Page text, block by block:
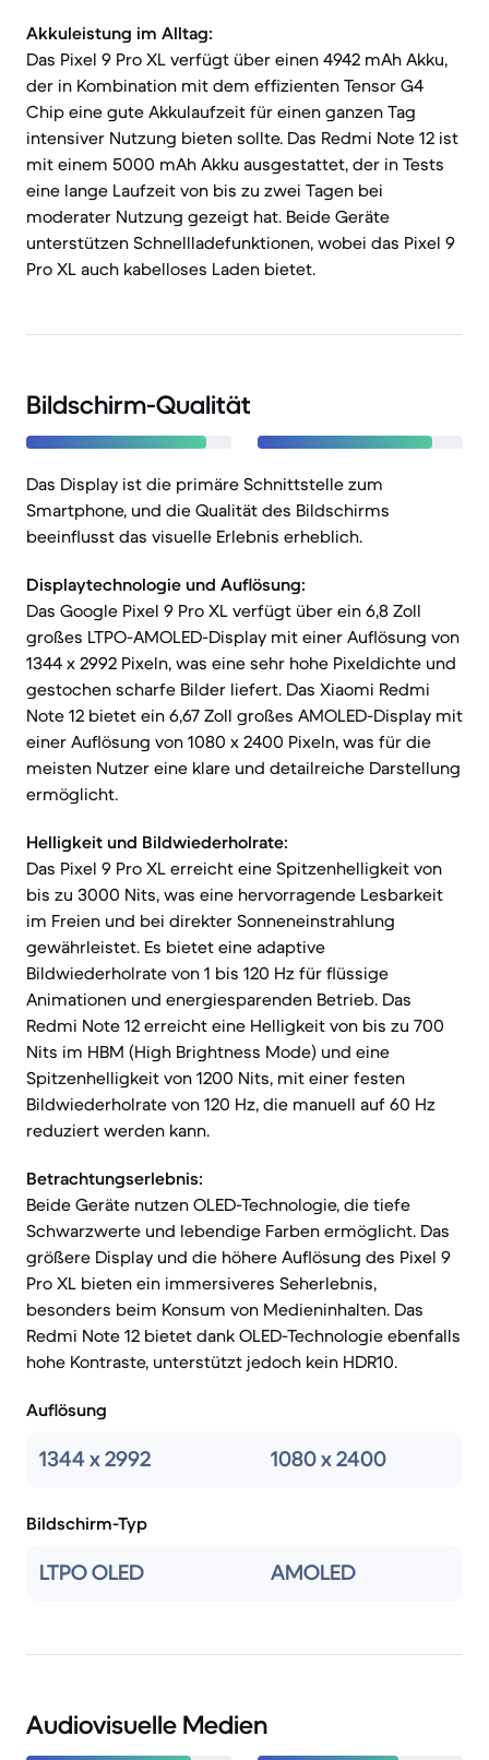
Akkuleistung im Alltag:
Das Pixel 9 Pro XL verfügt über einen 4942 mAh Akku,
der in Kombination mit dem effizienten Tensor G4
Chip eine gute Akkulaufzeit für einen ganzen Tag
intensiver Nutzung bieten sollte. Das Redmi Note 12 ist
mit einem 5000 mAh Akku ausgestattet, der in Tests
eine lange Laufzeit von bis zu zwei Tagen bei
moderater Nutzung gezeigt hat. Beide Geräte
unterstützen Schnellladefunktionen, wobei das Pixel 9
Pro XL auch kabelloses Laden bietet.
Bildschirm-Qualität
Das Display ist die primäre Schnittstelle zum
Smartphone, und die Qualität des Bildschirms
beeinflusst das visuelle Erlebnis erheblich.
Displaytechnologie und Auflösung:
Das Google Pixel 9 Pro XL verfügt über ein 6,8 Zoll
großes LTPO-AMOLED-Display mit einer Auflösung von
1344 x 2992 Pixeln, was eine sehr hohe Pixeldichte und
gestochen scharfe Bilder liefert. Das Xiaomi Redmi
Note 12 bietet ein 6,67 Zoll großes AMOLED-Display mit
einer Auflösung von 1080 x 2400 Pixeln, was für die
meisten Nutzer eine klare und detailreiche Darstellung
ermöglicht.
Helligkeit und Bildwiederholrate:
Das Pixel 9 Pro XL erreicht eine Spitzenhelligkeit von
bis zu 3000 Nits, was eine hervorragende Lesbarkeit
im Freien und bei direkter Sonneneinstrahlung
gewährleistet. Es bietet eine adaptive
Bildwiederholrate von 1 bis 120 Hz für flüssige
Animationen und energiesparenden Betrieb. Das
Redmi Note 12 erreicht eine Helligkeit von bis zu 700
Nits im HBM (High Brightness Mode) und eine
Spitzenhelligkeit von 1200 Nits, mit einer festen
Bildwiederholrate von 120 Hz, die manuell auf 60 Hz
reduziert werden kann.
Betrachtungserlebnis:
Beide Geräte nutzen OLED-Technologie, die tiefe
Schwarzwerte und lebendige Farben ermöglicht. Das
größere Display und die höhere Auflösung des Pixel 9
Pro XL bieten ein immersiveres Seherlebnis,
besonders beim Konsum von Medieninhalten. Das
Redmi Note 12 bietet dank OLED-Technologie ebenfalls
hohe Kontraste, unterstützt jedoch kein HDR10.
Auflösung
1344 x 2992 1080 x 2400
Bildschirm-Typ
LTPO OLED AMOLED
Audiovisuelle Medien